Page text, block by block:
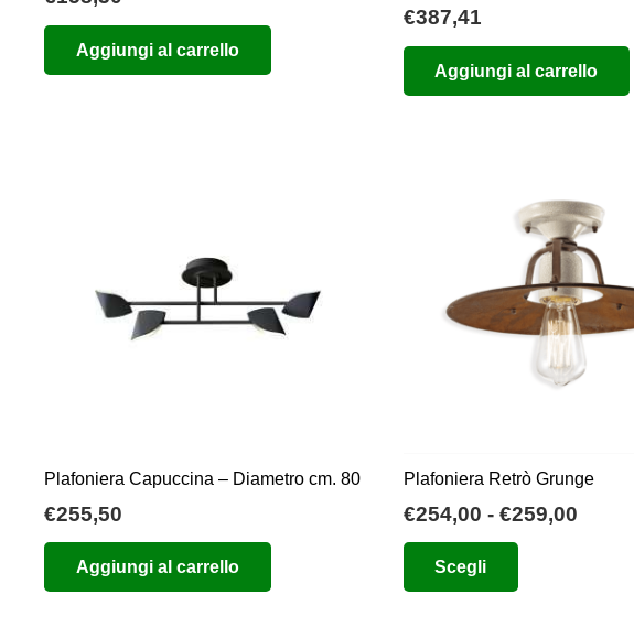
Aggiungi al carrello
€387,41
Aggiungi al carrello
Plafoniera Capuccina – Diametro cm. 80
€255,50
Aggiungi al carrello
Plafoniera Retrò Grunge
€254,00 - €259,00Fascia
Scegli